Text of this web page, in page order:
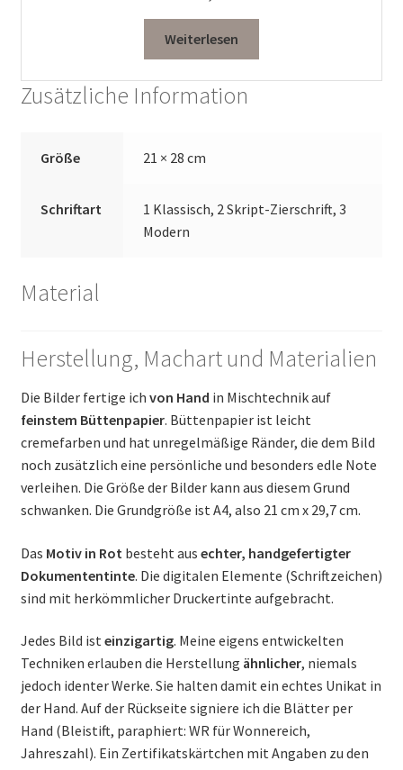
Weiterlesen
Zusätzliche Information
Größe 21 × 28 cm
Schriftart
1 Klassisch, 2 Skript-Zierschrift, 3
Modern
Material
Herstellung, Machart und Materialien
Die Bilder fertige ich von Hand in Mischtechnik auf
feinstem Büttenpapier. Büttenpapier ist leicht
cremefarben und hat unregelmäßige Ränder, die dem Bild
noch zusätzlich eine persönliche und besonders edle Note
verleihen. Die Größe der Bilder kann aus diesem Grund
schwanken. Die Grundgröße ist A4, also 21 cm x 29,7 cm.
Das Motiv in Rot besteht aus echter, handgefertigter
Dokumententinte. Die digitalen Elemente (Schriftzeichen)
sind mit herkömmlicher Druckertinte aufgebracht.
Jedes Bild isteinzigartig. Meine eigens entwickelten
Techniken erlauben die Herstellung ähnlicher, niemals
jedoch identer Werke. Sie halten damit ein echtes Unikat in
der Hand. Auf der Rückseite signiere ich die Blätter per
Hand (Bleistift, paraphiert: WR für Wonnereich,
Jahreszahl). Ein Zertifikatskärtchen mit Angaben zu den